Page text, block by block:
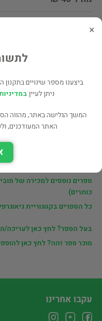
מובי דיק ספרים 04-8705533
כותרים)
כל הספרים בקטגוריית גיאוגרפיה (688
בעל הספר? לחץ כאן לעריכה/
מוכר ספר זהה? לחץ כאן
×
ביצענו מספר שינויים
ניתן לעיין
המשך הגלישה באתר, מהווה
האתר המעודכנים,
עקבו אחרינו